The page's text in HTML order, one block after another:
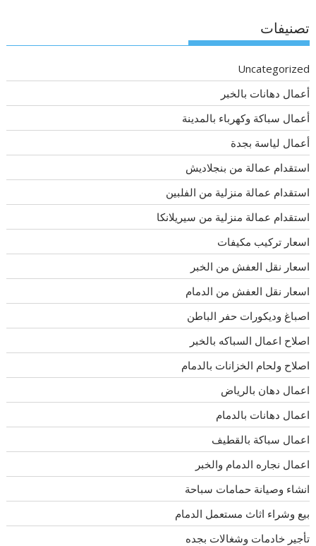
تصنيفات
Uncategorized
أعمال دهانات بالخبر
أعمال سباكة وكهرباء بالمدينة
أعمال لياسة بجدة
استقدام عمالة من بنجلاديش
استقدام عمالة منزلية من الفلبين
استقدام عمالة منزلية من سيريلانكا
اسعار تركيب مكيفات
اسعار نقل العفش من الخبر
اسعار نقل العفش من الدمام
اصباغ وديكورات حفر الباطن
اصلاح اعمال السباكه بالخبر
اصلاح ولحام الخزانات بالدمام
اعمال دهان بالرياض
اعمال دهانات بالدمام
اعمال سباكة بالقطيف
اعمال نجاره الدمام والخبر
انشاء وصيانة حمامات سباحة
بيع وشراء اثاث مستعمل الدمام
تأجير خادمات وشغالات بجده